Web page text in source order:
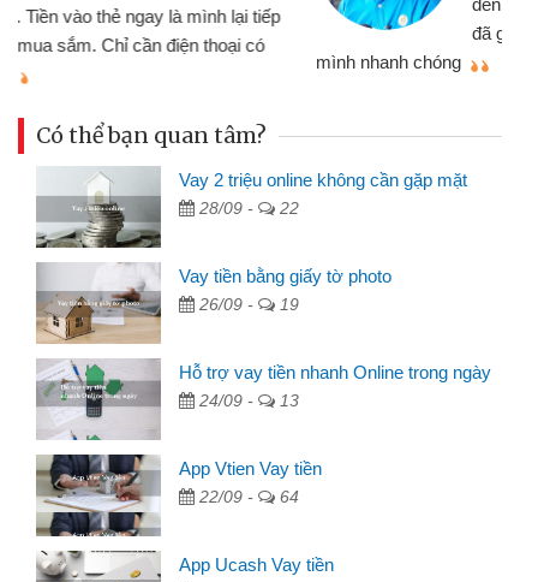
đến website qua bạn bè giới thiệu tôi
đã giải quyết được công việc của
Có thể bạn quan tâm?
Vay 2 triệu online không cần gặp mặt
28/09 - 22
Vay tiền bằng giấy tờ photo
26/09 - 19
Hỗ trợ vay tiền nhanh Online trong ngày
24/09 - 13
App Vtien Vay tiền
22/09 - 64
App Ucash Vay tiền